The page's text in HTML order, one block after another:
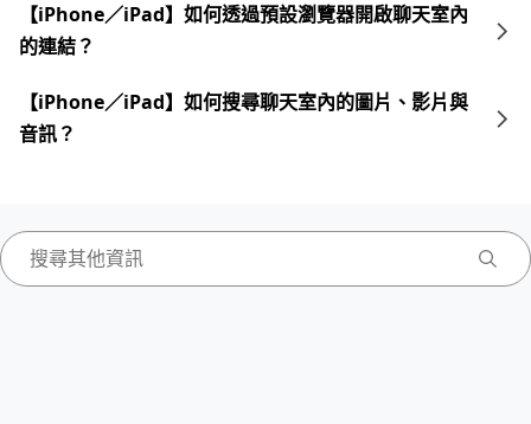
【iPhone／iPad】如何透過預設瀏覽器開啟聊天室內
的連結？
【iPhone／iPad】如何搜尋聊天室內的圖片、影片與
音訊？